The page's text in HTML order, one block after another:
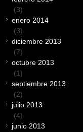
(3)
enero 2014
(3)
diciembre 2013
(7)
octubre 2013
(1)
septiembre 2013
(2)
julio 2013
(4)
junio 2013